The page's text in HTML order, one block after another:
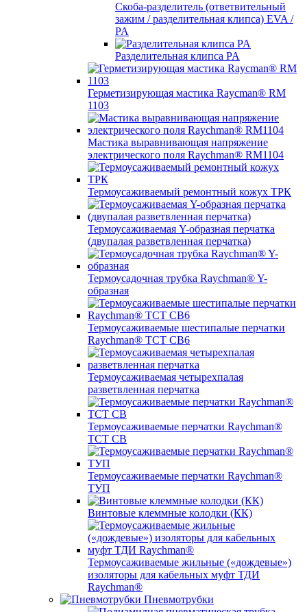
Скоба-разделитель (ответвительный
зажим / разделительная клипса) EVA /
PA
Разделительная клипса PA
Герметизирующая мастика Raycman® RM
1103
Мастика выравнивающая напряжение
электрического поля Raychman® RM1104
Термоусаживаемый ремонтный кожух ТРК
Термоусаживаемая Y-образная перчатка
(двупалая разветвленная перчатка)
Термоусадочная трубка Raychman® Y-
образная
Термоусаживаемые шестипалые перчатки
Raychman® ТСТ СВ6
Термоусаживаемая четырехпалая
разветвленная перчатка
Термоусаживаемые перчатки Raychman®
TCT CB
Термоусаживаемые перчатки Raychman®
ТУП
Винтовые клеммные колодки (КК)
Термоусаживаемые жильные («дождевые»)
изоляторы для кабельных муфт ТДИ
Raychman®
Пневмотрубки